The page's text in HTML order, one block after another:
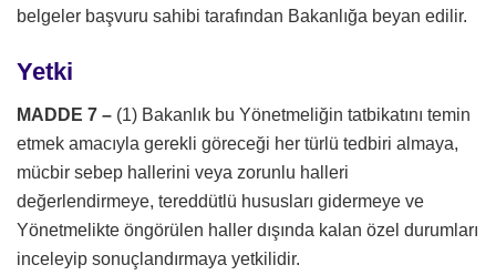
belgeler başvuru sahibi tarafından Bakanlığa beyan edilir.
Yetki
MADDE 7 – (1) Bakanlık bu Yönetmeliğin tatbikatını temin
etmek amacıyla gerekli göreceği her türlü tedbiri almaya,
mücbir sebep hallerini veya zorunlu halleri
değerlendirmeye, tereddütlü hususları gidermeye ve
Yönetmelikte öngörülen haller dışında kalan özel durumları
inceleyip sonuçlandırmaya yetkilidir.